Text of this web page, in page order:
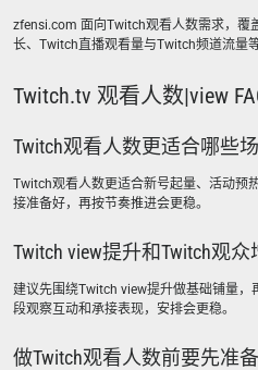
zfensi.com 面向Twitch观看人数需求，覆
长、Twitch直播观看量与Twitch频道流量等
Twitch.tv 观看人数|view
Twitch观看人数更适合哪些场
Twitch观看人数更适合新号起量、活动预
接准备好，再按节奏推进会更稳。
Twitch view提升和Twitch观
建议先围绕Twitch view提升做基础铺量
段观察互动和承接表现，安排会更稳。
做Twitch观看人数前要先准备